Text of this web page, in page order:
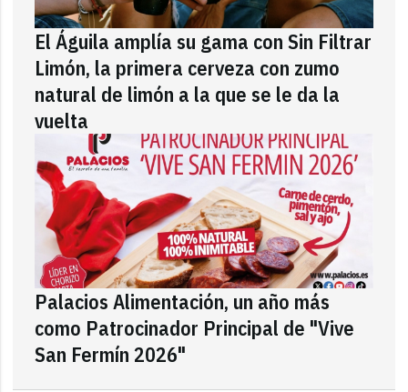
El Águila amplía su gama con Sin Filtrar
Limón, la primera cerveza con zumo
natural de limón a la que se le da la
vuelta
Palacios Alimentación, un año más
como Patrocinador Principal de "Vive
San Fermín 2026"